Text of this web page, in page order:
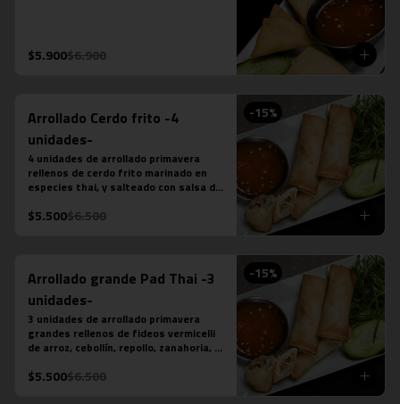
$5.900$6.900
-15%
Arrollado Cerdo frito -4
unidades-
4 unidades de arrollado primavera
rellenos de cerdo frito marinado en
especies thai, y salteado con salsa de
acompañado de salsa chilli dulce.
$5.500$6.500
-15%
Arrollado grande Pad Thai -3
unidades-
3 unidades de arrollado primavera
grandes rellenos de fideos vermicelli
de arroz, cebollín, repollo, zanahoria,
salsa chilli dulce
$5.500$6.500